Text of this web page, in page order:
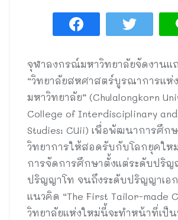
จุฬาลงกรณ์มหาวิทยาลัยจัดงานแถ
“วิทยาลัยสหศาสตร์บูรณาการแห่
มหาวิทยาลัย” (Chulalongkorn
College of Interdisciplinary
Studies: CUii) เพื่อพัฒนาการศึก
วิทยาการให้สอดรับกับโลกยุคให
การจัดการศึกษาตั้งแต่ระดับปริญ
ปริญญาโท จนถึงระดับปริญญาเอ
แนวคิด “The First Tailor-made
วิทยาลัยแห่งใหม่นี้จะทำหน้าที่เป็